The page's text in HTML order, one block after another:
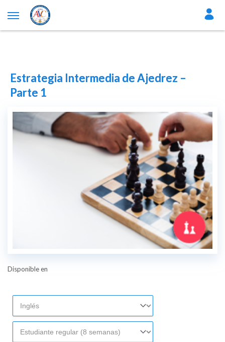
Estrategia Intermedia de Ajedrez –
Parte 1
Disponible en